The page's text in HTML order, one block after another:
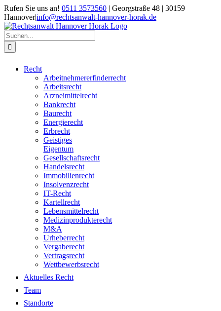
Zum
Inhalt
springen
Rufen Sie uns an! 0511 3573560 | Georgstraße 48 | 30159
Hannover|info@rechtsanwalt-hannover-horak.de
Suche
nach:
Recht
Arbeitnehmererfinderrecht
Arbeitsrecht
Arzneimittelrecht
Bankrecht
Baurecht
Energierecht
Erbrecht
Geistiges
Eigentum
Gesellschaftsrecht
Handelsrecht
Immobilienrecht
Insolvenzrecht
IT-Recht
Kartellrecht
Lebensmittelrecht
Medizinprodukterecht
M&A
Urheberrecht
Vergaberecht
Vertragsrecht
Wettbewerbsrecht
Aktuelles Recht
Team
Standorte